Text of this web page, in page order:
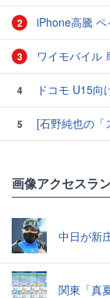
2 iPhone高騰
3 ワイモバイル
4 ドコモ U15向
5
[石野純也の「スマホと
画像アクセスラ
中日が新
関東「真